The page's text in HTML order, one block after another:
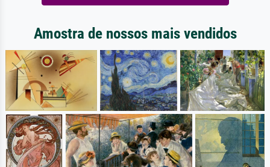
Amostra de nossos mais vendidos